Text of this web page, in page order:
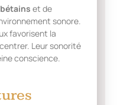
et de
sonore.
favorisent la
Leur sonorité
conscience.